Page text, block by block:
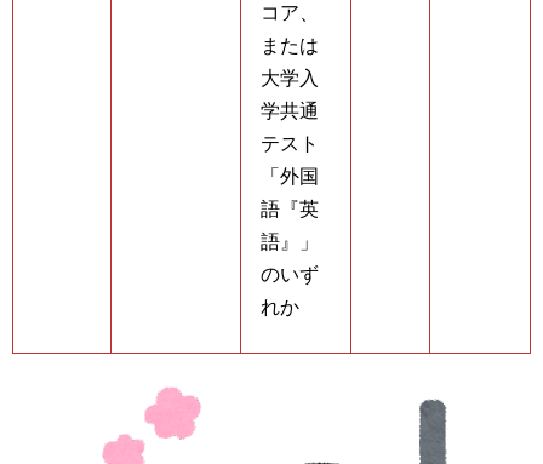
コア、
または
大学入
学共通
テスト
「外国
語『英
語』」
のいず
れか